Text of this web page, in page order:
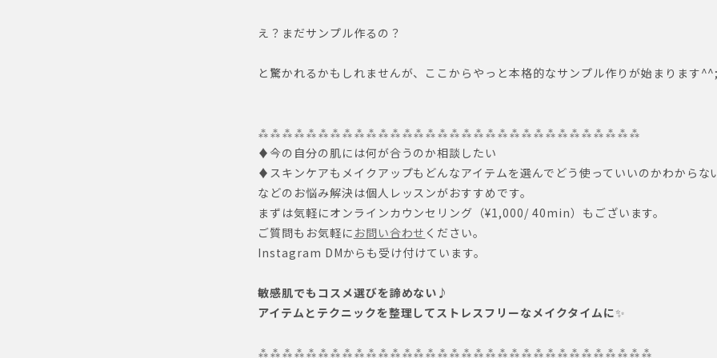
え？まだサンプル作るの？
と驚かれるかもしれませんが、ここからやっと本格的なサンプル作りが始まります
⁂⁂⁂⁂⁂⁂⁂⁂⁂⁂⁂⁂⁂⁂⁂⁂⁂⁂⁂⁂⁂⁂⁂⁂⁂⁂⁂⁂⁂⁂⁂⁂
♦︎今の自分の肌には何が合うのか相談したい
♦︎スキンケアもメイクアップもどんなアイテムを選んでどう使っていいのかわからな
などのお悩み解決は個人レッスンがおすすめです。
まずは気軽にオンラインカウンセリング（¥1,000/ 40min）もございます。
ご質問もお気軽に お問い合わせ ください。
Instagram DMからも受け付けています。
敏感肌でもコスメ選びを諦めない♪
アイテムとテクニックを整理してストレスフリーなメイクタイムに✨
⁂⁂⁂⁂⁂⁂⁂⁂⁂⁂⁂⁂⁂⁂⁂⁂⁂⁂⁂⁂⁂⁂⁂⁂⁂⁂⁂⁂⁂⁂⁂⁂⁂